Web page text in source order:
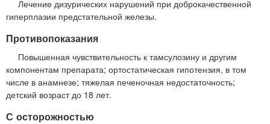
Лечение дизурических нарушений при доброкачественной
гиперплазии предстательной железы.
Противопоказания
Повышенная чувствительность к тамсулозину и другим
компонентам препарата; ортостатическая гипотензия, в том
числе в анамнезе; тяжелая печеночная недостаточность;
детский возраст до 18 лет.
С осторожностью